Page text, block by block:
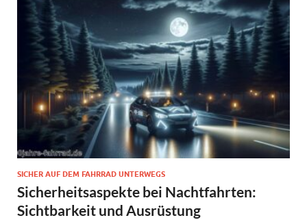
SICHER AUF DEM FAHRRAD UNTERWEGS
Sicherheitsaspekte bei Nachtfahrten:
Sichtbarkeit und Ausrüstung